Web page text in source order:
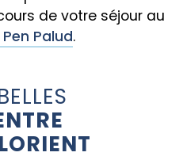
de votre séjour au
Palud.